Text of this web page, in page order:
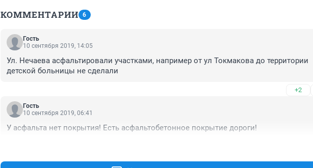
КОММЕНТАРИИ 6
Гость
10 сентября 2019, 14:05
Ул. Нечаева асфальтировали участками, например от ул Токмакова до территории
детской больницы не сделали
+2
Гость
10 сентября 2019, 06:41
У асфальта нет покрытия! Есть асфальтобетонное покрытие дороги!